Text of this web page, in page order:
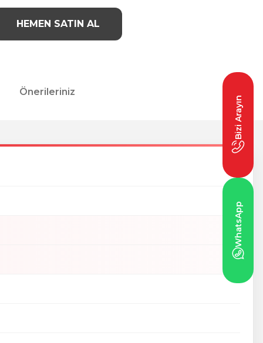
HEMEN SATIN AL
Önerileriniz
Bizi Arayın
WhatsApp